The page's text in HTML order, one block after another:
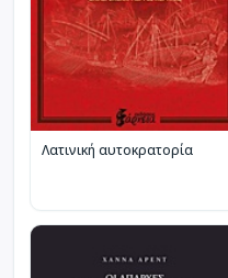
Λατινική αυτοκρατορία